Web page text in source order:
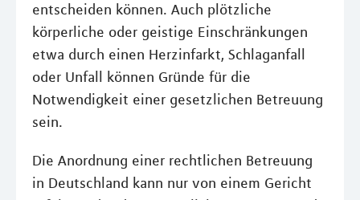
entscheiden können. Auch plötzliche
körperliche oder geistige Einschränkungen
etwa durch einen Herzinfarkt, Schlaganfall
oder Unfall können Gründe für die
Notwendigkeit einer gesetzlichen Betreuung
sein.
Die Anordnung einer rechtlichen Betreuung
in Deutschland kann nur von einem Gericht